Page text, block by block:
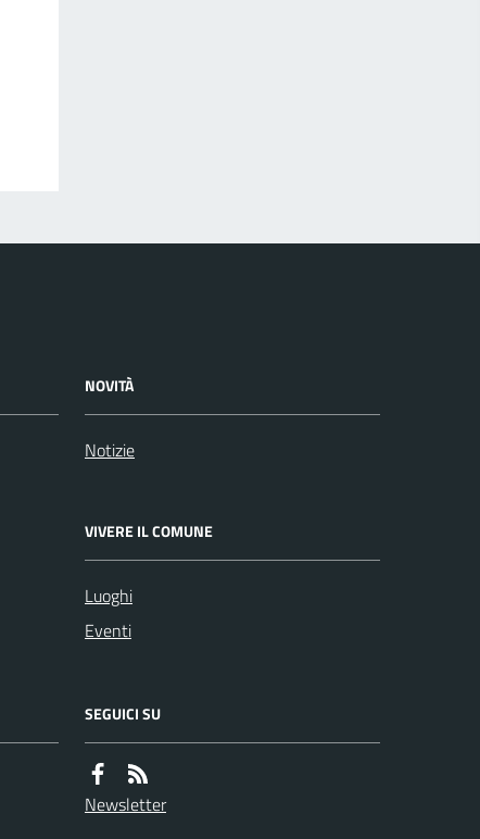
NOVITÀ
Notizie
VIVERE IL COMUNE
Luoghi
Eventi
SEGUICI SU
Newsletter